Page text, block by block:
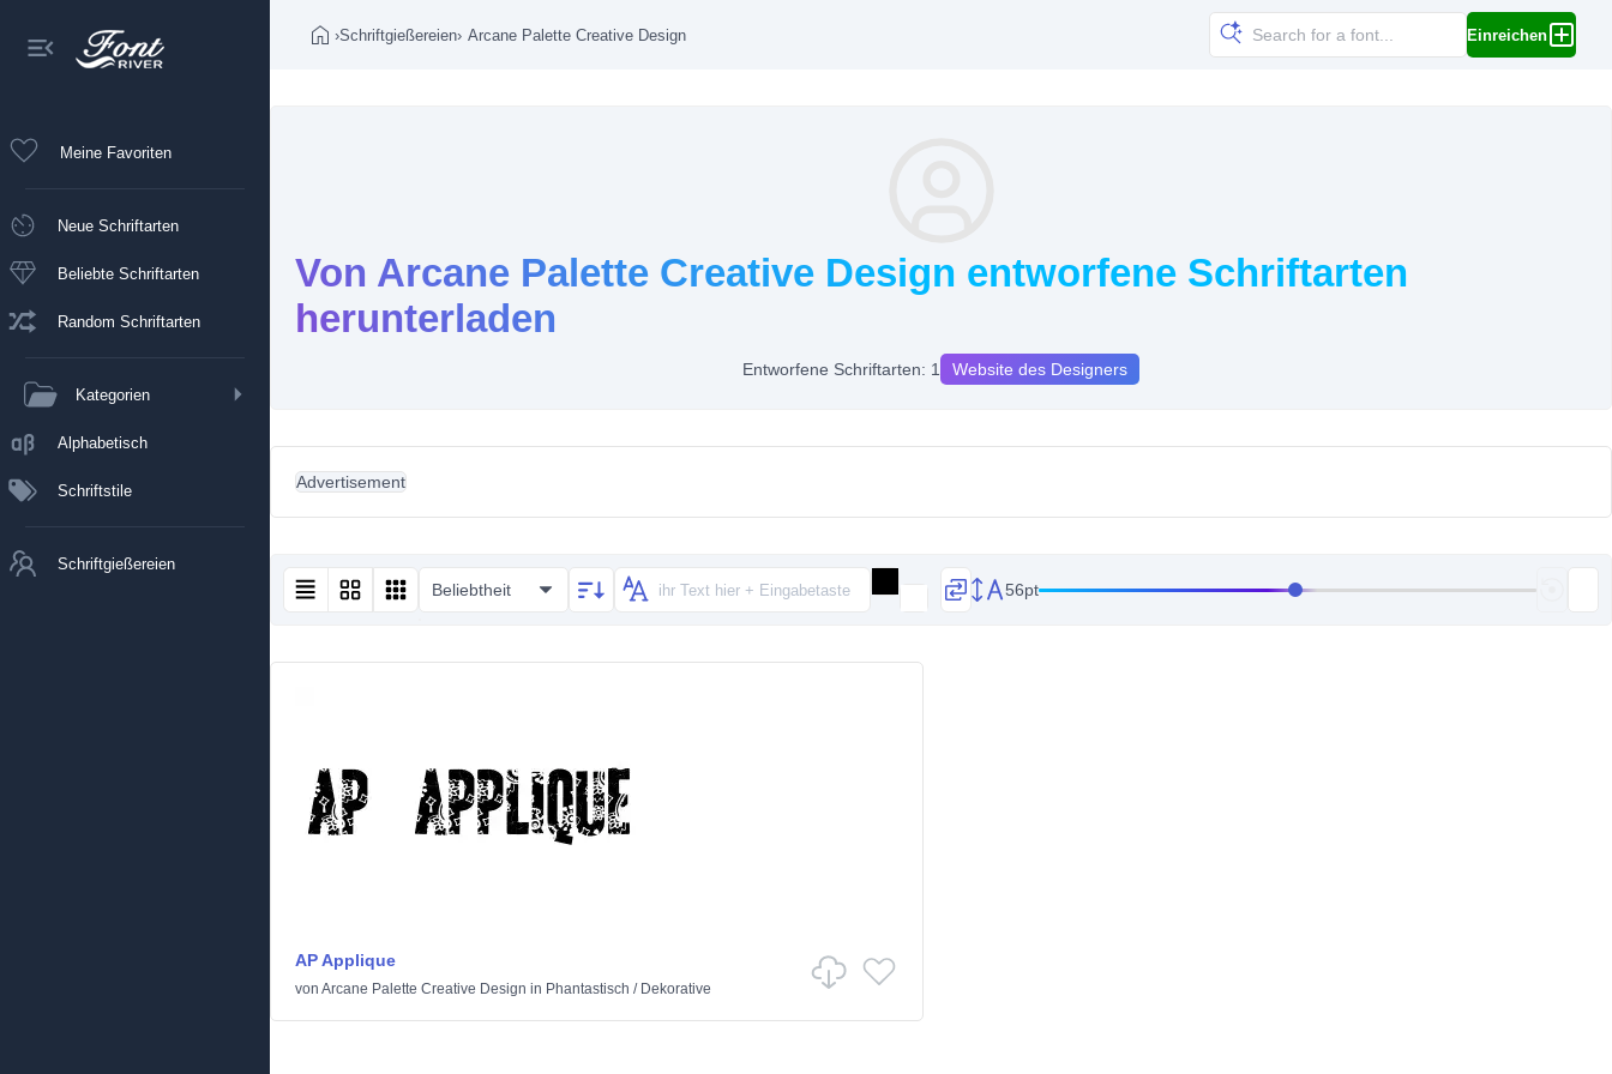
Meine Favoriten
Neue Schriftarten
Beliebte Schriftarten
Random Schriftarten
Kategorien
Alphabetisch
Schriftstile
Schriftgießereien
›Schriftgießereien› Arcane Palette Creative Design Einreichen
Von Arcane Palette Creative Design entworfene Schriftarten
herunterladen
Entworfene Schriftarten: 1 Website des Designers
Advertisement
Beliebtheit 56pt
AP Applique
von Arcane Palette Creative Design in Phantastisch / Dekorative